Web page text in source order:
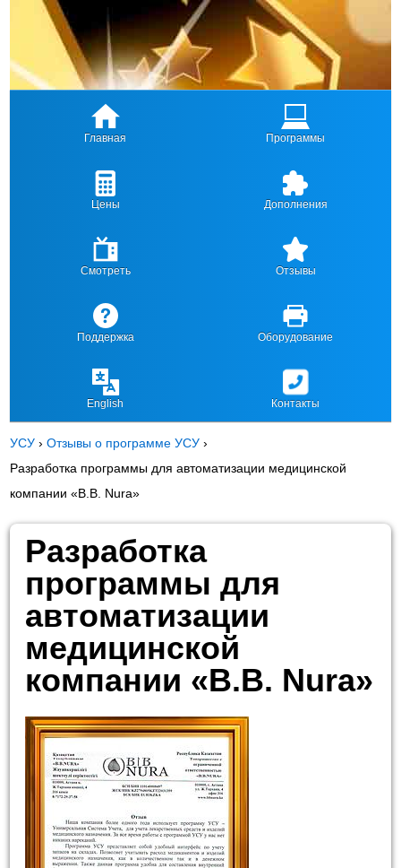
Главная Программы
Цены Дополнения
Смотреть Отзывы
Поддержка Оборудование
English Контакты
УСУ ›Отзывы о программе УСУ ›
Разработка программы для автоматизации медицинской
компании «B.B. Nura»
Разработка
программы для
автоматизации
медицинской
компании «B.B. Nura»